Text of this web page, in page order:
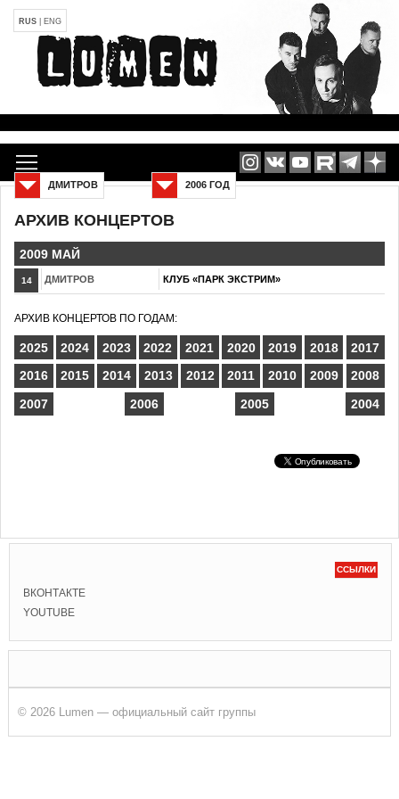
RUS ENG
АРХИВ КОНЦЕРТОВ
2006 ГОД
ДМИТРОВ
2009 МАЙ
14 ДМИТРОВ КЛУБ «ПАРК ЭКСТРИМ»
АРХИВ КОНЦЕРТОВ ПО ГОДАМ:
2025 2024 2023 2022 2021 2020 2019 2018
2017
2016
2015 2014 2013 2012 2011 2010 2009
2008
2007
2006 2005 2004
ССЫЛКИ
ВКОНТАКТЕ
YOUTUBE
© 2026 Lumen — официальный сайт группы